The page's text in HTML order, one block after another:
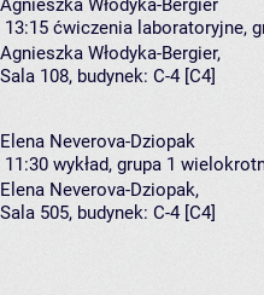
Agnieszka Włodyka-Bergier
13:15 ćwiczenia laboratoryjne,
Agnieszka Włodyka-Bergier,
Sala 108, budynek: C-4 [C4]
Elena Neverova-Dziopak
11:30 wykład, grupa 1
Elena Neverova-Dziopak,
Sala 505, budynek: C-4 [C4]